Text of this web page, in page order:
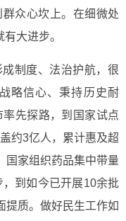
众心坎上。在细微处
大进步。
制度、法治护航，很
略信心、秉持历史耐
先探路，到国家试点
约3亿人，累计惠及超
国家组织药品集中带量
到如今已开展10余批
提质。做好民生工作如